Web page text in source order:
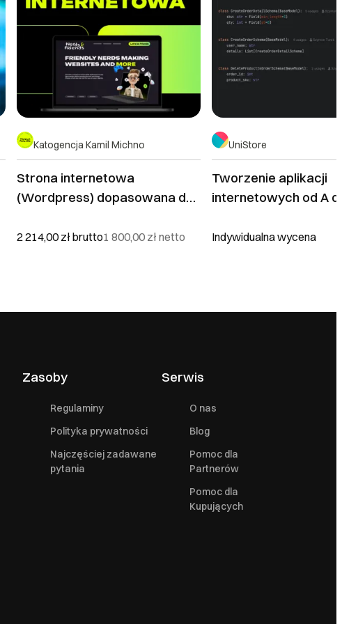
Katogencja Kamil Michno
Strona internetowa
(Wordpress) dopasowana do
2 214,00 złbrutto1 800,00 złnetto
UniStore
Tworzenie aplikacji
internetowych od A
Indywidualna wycena
Zasoby
Regulaminy
Polityka prywatności
Najczęściej zadawane
pytania
Serwis
O nas
Blog
Pomoc dla
Partnerów
Pomoc dla
Kupujących